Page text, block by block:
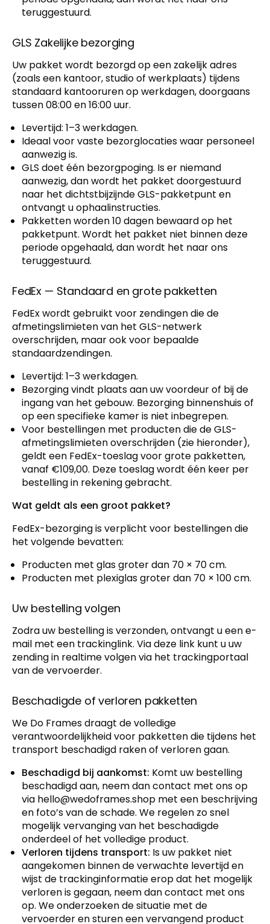
teruggestuurd.
GLS Zakelijke bezorging
Uw pakket wordt bezorgd op een zakelijk adres
(zoals een kantoor, studio of werkplaats) tijdens
standaard kantooruren op werkdagen, doorgaans
tussen 08:00 en 16:00 uur.
Levertijd: 1–3 werkdagen.
Ideaal voor vaste bezorglocaties waar personeel
aanwezig is.
GLS doet één bezorgpoging. Is er niemand
aanwezig, dan wordt het pakket doorgestuurd
naar het dichtstbijzijnde GLS-pakketpunt en
ontvangt u ophaalinstructies.
Pakketten worden 10 dagen bewaard op het
pakketpunt. Wordt het pakket niet binnen deze
periode opgehaald, dan wordt het naar ons
teruggestuurd.
FedEx — Standaard en grote pakketten
FedEx wordt gebruikt voor zendingen die de
afmetingslimieten van het GLS-netwerk
overschrijden, maar ook voor bepaalde
standaardzendingen.
Levertijd: 1–3 werkdagen.
Bezorging vindt plaats aan uw voordeur of bij de
ingang van het gebouw. Bezorging binnenshuis of
op een specifieke kamer is niet inbegrepen.
Voor bestellingen met producten die de GLS-
afmetingslimieten overschrijden (zie hieronder),
geldt een FedEx-toeslag voor grote pakketten,
vanaf €109,00. Deze toeslag wordt één keer per
bestelling in rekening gebracht.
Wat geldt als een groot pakket?
FedEx-bezorging is verplicht voor bestellingen die
het volgende bevatten:
Producten met glas groter dan 70 × 70 cm.
Producten met plexiglas groter dan 70 × 100 cm.
Uw bestelling volgen
Zodra uw bestelling is verzonden, ontvangt u een e-
mail met een trackinglink. Via deze link kunt u uw
zending in realtime volgen via het trackingportaal
van de vervoerder.
Beschadigde of verloren pakketten
We Do Frames draagt de volledige
verantwoordelijkheid voor pakketten die tijdens het
transport beschadigd raken of verloren gaan.
Beschadigd bij aankomst: Komt uw bestelling
beschadigd aan, neem dan contact met ons op
via hello@wedoframes.shop met een beschrijving
en foto’s van de schade. We regelen zo snel
mogelijk vervanging van het beschadigde
onderdeel of het volledige product.
Verloren tijdens transport: Is uw pakket niet
aangekomen binnen de verwachte levertijd en
wijst de trackinginformatie erop dat het mogelijk
verloren is gegaan, neem dan contact met ons
op. We onderzoeken de situatie met de
vervoerder en sturen een vervangend product